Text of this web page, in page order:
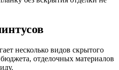
несколько видов скрытого
отделочных материалов